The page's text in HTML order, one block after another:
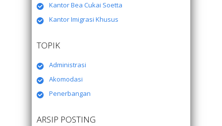
Kantor Bea Cukai Soetta
Kantor Imigrasi Khusus
TOPIK
Administrasi
Akomodasi
Penerbangan
ARSIP POSTING